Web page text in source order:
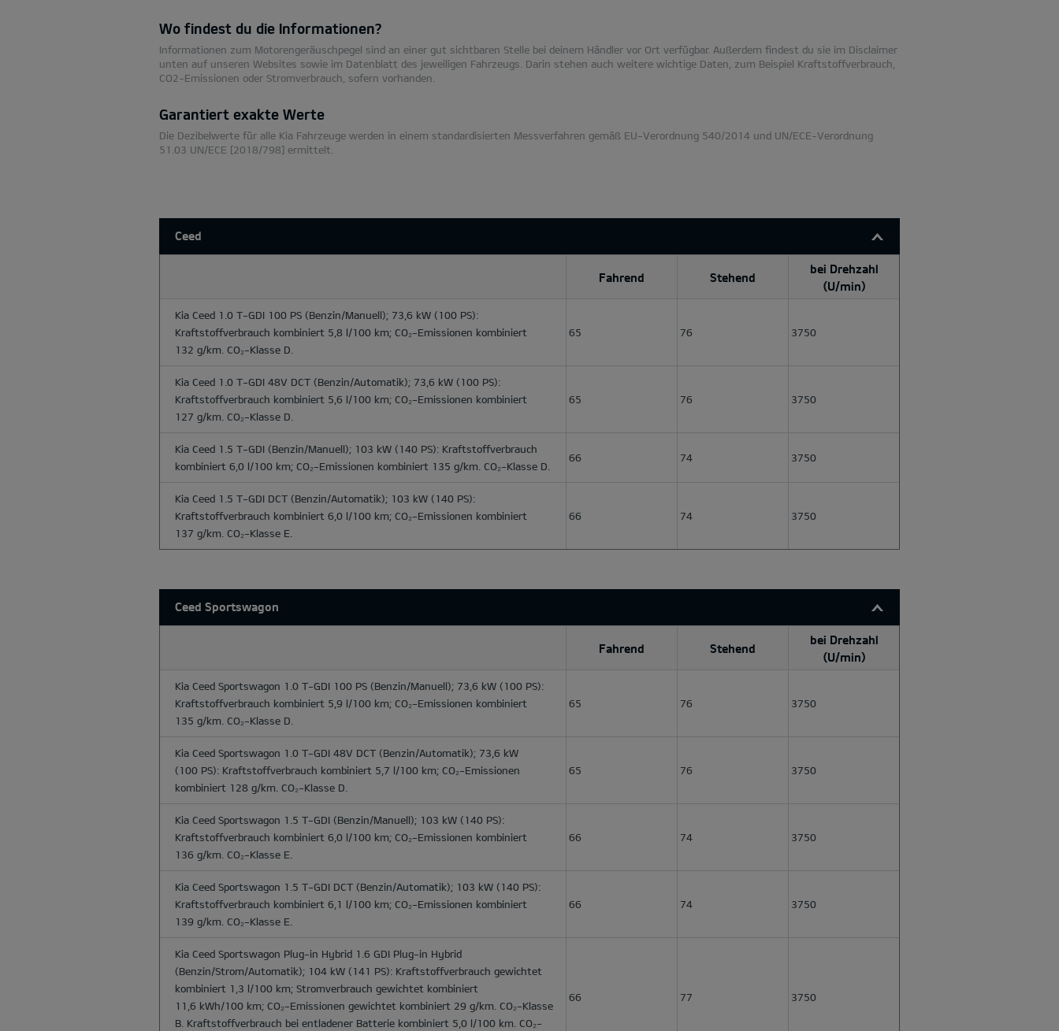
Wo findest du die Informationen?
Informationen zum Motorengeräuschpegel sind an einer gut sichtbaren Stelle bei deinem Händler vor Ort verfügbar. Außerdem findest du sie im Disclaimer
unten auf unseren Websites sowie im Datenblatt des jeweiligen Fahrzeugs. Darin stehen auch weitere wichtige Daten, zum Beispiel Kraftstoffverbrauch,
CO2-Emissionen oder Stromverbrauch, sofern vorhanden.
Garantiert exakte Werte
Die Dezibelwerte für alle Kia Fahrzeuge werden in einem standardisierten Messverfahren gemäß EU-Verordnung 540/2014 und UN/ECE-Verordnung
51.03 UN/ECE [2018/798] ermittelt.
Ceed
Fahrend Stehend
bei Drehzahl
(U/min)
Kia Ceed 1.0 T-GDI 100 PS (Benzin/Manuell); 73,6 kW (100 PS):
Kraftstoffverbrauch kombiniert 5,8 l/100 km; CO₂-Emissionen kombiniert
132 g/km. CO₂-Klasse D.
65 76 3750
Kia Ceed 1.0 T-GDI 48V DCT (Benzin/Automatik); 73,6 kW (100 PS):
Kraftstoffverbrauch kombiniert 5,6 l/100 km; CO₂-Emissionen kombiniert
127 g/km. CO₂-Klasse D.
65 76 3750
Kia Ceed 1.5 T-GDI (Benzin/Manuell); 103 kW (140 PS): Kraftstoffverbrauch
kombiniert 6,0 l/100 km; CO₂-Emissionen kombiniert 135 g/km. CO₂-Klasse D.
66 74 3750
Kia Ceed 1.5 T-GDI DCT (Benzin/Automatik); 103 kW (140 PS):
Kraftstoffverbrauch kombiniert 6,0 l/100 km; CO₂-Emissionen kombiniert
137 g/km. CO₂-Klasse E.
66 74 3750
Ceed Sportswagon
Fahrend Stehend
bei Drehzahl
(U/min)
Kia Ceed Sportswagon 1.0 T-GDI 100 PS (Benzin/Manuell); 73,6 kW (100 PS):
Kraftstoffverbrauch kombiniert 5,9 l/100 km; CO₂-Emissionen kombiniert
135 g/km. CO₂-Klasse D.
65 76 3750
Kia Ceed Sportswagon 1.0 T-GDI 48V DCT (Benzin/Automatik); 73,6 kW
(100 PS): Kraftstoffverbrauch kombiniert 5,7 l/100 km; CO₂-Emissionen
kombiniert 128 g/km. CO₂-Klasse D.
65 76 3750
Kia Ceed Sportswagon 1.5 T-GDI (Benzin/Manuell); 103 kW (140 PS):
Kraftstoffverbrauch kombiniert 6,0 l/100 km; CO₂-Emissionen kombiniert
136 g/km. CO₂-Klasse E.
66 74 3750
Kia Ceed Sportswagon 1.5 T-GDI DCT (Benzin/Automatik); 103 kW (140 PS):
Kraftstoffverbrauch kombiniert 6,1 l/100 km; CO₂-Emissionen kombiniert
139 g/km. CO₂-Klasse E.
66 74 3750
Kia Ceed Sportswagon Plug-in Hybrid 1.6 GDI Plug-in Hybrid
(Benzin/Strom/Automatik); 104 kW (141 PS): Kraftstoffverbrauch gewichtet
kombiniert 1,3 l/100 km; Stromverbrauch gewichtet kombiniert
11,6 kWh/100 km; CO₂-Emissionen gewichtet kombiniert 29 g/km. CO₂-Klasse
B. Kraftstoffverbrauch bei entladener Batterie kombiniert 5,0 l/100 km. CO₂-
66 77 3750